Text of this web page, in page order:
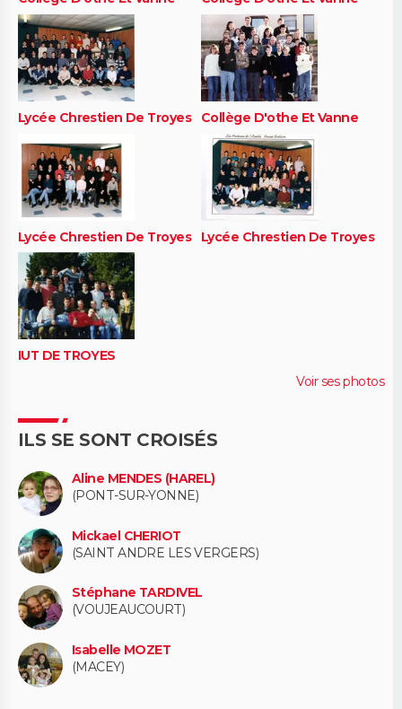
Lycée Chrestien De Troyes Collège D'othe Et Vanne
Lycée Chrestien De Troyes Lycée Chrestien De Troyes
IUT DE TROYES
Voir ses photos
ILS SE SONT CROISÉS
Aline MENDES (HAREL)
(PONT-SUR-YONNE)
Mickael CHERIOT
(SAINT ANDRE LES VERGERS)
Stéphane TARDIVEL
(VOUJEAUCOURT)
Isabelle MOZET
(MACEY)